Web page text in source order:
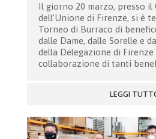
Il giorno 20 marzo, presso il
dell’Unione di Firenze, si è
Torneo di Burraco di
dalle Dame, dalle Sorelle e
della Delegazione di Firenze
collaborazione di tanti
LEGGI